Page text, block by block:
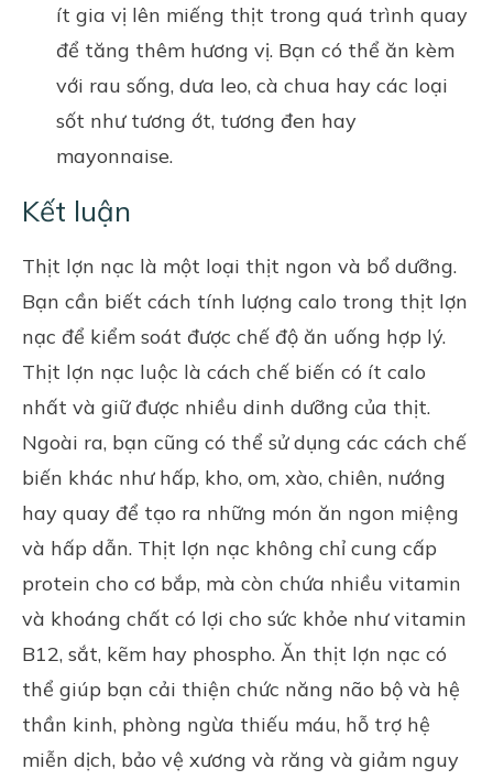
ít gia vị lên miếng thịt trong quá trình quay
để tăng thêm hương vị. Bạn có thể ăn kèm
với rau sống, dưa leo, cà chua hay các loại
sốt như tương ớt, tương đen hay
mayonnaise.
Kết luận
Thịt lợn nạc là một loại thịt ngon và bổ dưỡng.
Bạn cần biết cách tính lượng calo trong thịt lợn
nạc để kiểm soát được chế độ ăn uống hợp lý.
Thịt lợn nạc luộc là cách chế biến có ít calo
nhất và giữ được nhiều dinh dưỡng của thịt.
Ngoài ra, bạn cũng có thể sử dụng các cách chế
biến khác như hấp, kho, om, xào, chiên, nướng
hay quay để tạo ra những món ăn ngon miệng
và hấp dẫn. Thịt lợn nạc không chỉ cung cấp
protein cho cơ bắp, mà còn chứa nhiều vitamin
và khoáng chất có lợi cho sức khỏe như vitamin
B12, sắt, kẽm hay phospho. Ăn thịt lợn nạc có
thể giúp bạn cải thiện chức năng não bộ và hệ
thần kinh, phòng ngừa thiếu máu, hỗ trợ hệ
miễn dịch, bảo vệ xương và răng và giảm nguy